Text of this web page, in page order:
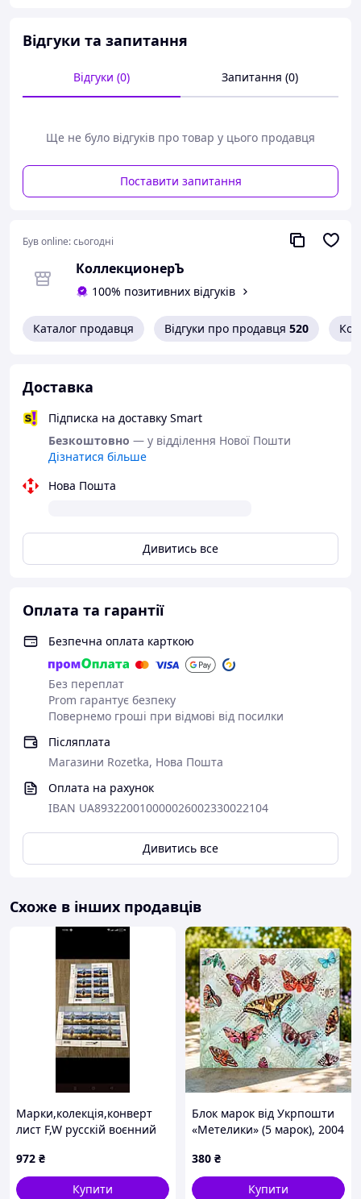
щільний картон, щоб унеможливити пошкодження при
Дивіться тут всі наявні марки Пошти України.
- Післяплата Нової Пошти;
- На розрахунковий рахунок ФОПа по IBAN;
- Кредитною карткою Visa/Mastercard.
Варіанти доставки:
- Укрпошта.
Відгуки та запитання
Відгуки (0) Запитання (0)
Ще не було відгуків про товар у цього продавця
Поставити запитання
Був online:сьогодні
КоллекционерЪ
100% позитивних відгуків
Каталог продавця Відгуки про продавця 520
Доставка
Підписка на доставку Smart
Безкоштовно — у відділення Нової Пошти
Дізнатися більше
Нова Пошта
Дивитись все
Оплата та гарантії
Безпечна оплата карткою
Без переплат
Prom гарантує безпеку
Повернемо гроші при відмові від посилки
Післяплата
Магазини Rozetka, Нова Пошта
Оплата на рахунок
IBAN UA893220010000026002330022104
Дивитись все
Схоже в інших продавців
Марки,колекція,конверт
лист F,W русскій воєнний
972 ₴
Купити
Блок марок від Укрпошти
«Метелики» (5 марок), 2004
380 ₴
Купити